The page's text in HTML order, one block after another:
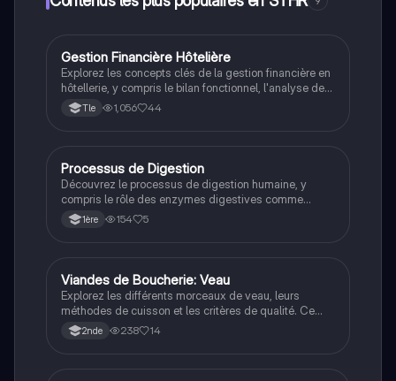
STHR
Gestion Financière Hôtelière
Explorez les concepts clés de la gestion financière en
hôtellerie, y compris le bilan fonctionnel, l'analyse des
coûts, et les indicateurs de performance. Ce
document aborde les charges d'exploitation, la
révision.
Tle 1,056 44
Ens. Scient.
Processus de Digestion
Découvrez le processus de digestion humaine, y
compris le rôle des enzymes digestives comme
l'amylase et la pepsine, ainsi que l'absorption des
nutriments dans l'intestin grêle. Ce résumé couvre les
organes digestifs tels que le foie et le pancréas.
1ère 154 5
STHR
Viandes de Boucherie: Veau
Explorez les différents morceaux de veau, leurs
méthodes de cuisson et les critères de qualité. Ce
document est essentiel pour les étudiants en cuisine
et hôtellerie, abordant les races, les labels de qualité
2nde 238 14